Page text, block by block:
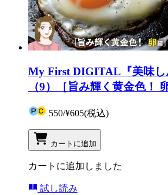
My First DIGITAL『美味し
（9）［旨み輝く黄金色！
550/¥605(税込)
カートに追加
カートに追加しました
試し読み